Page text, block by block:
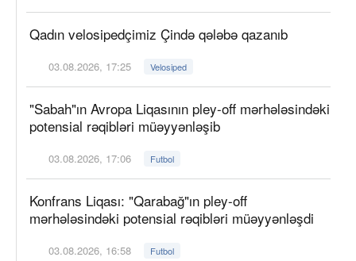
Qadın velosipedçimiz Çində qələbə qazanıb
03.08.2026, 17:25 Velosiped
"Sabah"ın Avropa Liqasının pley-off mərhələsindəki
potensial rəqibləri müəyyənləşib
03.08.2026, 17:06 Futbol
Konfrans Liqası: "Qarabağ"ın pley-off
mərhələsindəki potensial rəqibləri müəyyənləşdi
03.08.2026, 16:58 Futbol